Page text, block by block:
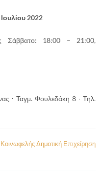
2022
Σάββατο: 18:00 – 21:00,
∙ Ταγμ. Φουλεδάκη 8 ∙ Τηλ.
Κοινωφελής Δημοτική Επιχείρηση